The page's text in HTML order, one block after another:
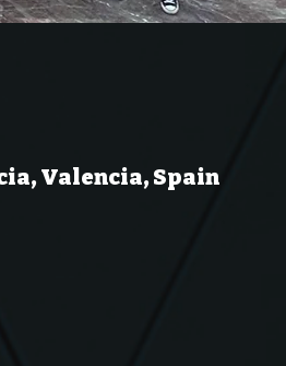
Valencia, Spain